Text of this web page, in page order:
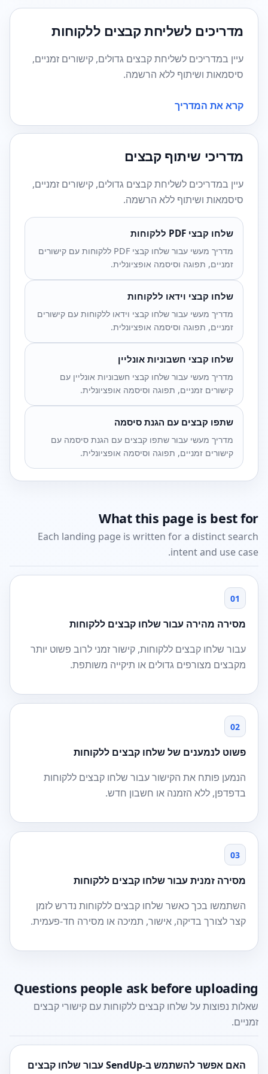
מדריכים לשליחת קבצים ללקוחות
עיין במדריכים לשליחת קבצים גדולים, קישורים זמניים,
סיסמאות ושיתוף ללא הרשמה.
קרא את המדריך
מדריכי שיתוף קבצים
עיין במדריכים לשליחת קבצים גדולים, קישורים זמניים,
סיסמאות ושיתוף ללא הרשמה.
שלחו קבצי PDF ללקוחות
מדריך מעשי עבור שלחו קבצי PDF ללקוחות עם קישורים
זמניים, תפוגה וסיסמה אופציונלית.
שלחו קבצי וידאו ללקוחות
מדריך מעשי עבור שלחו קבצי וידאו ללקוחות עם קישורים
זמניים, תפוגה וסיסמה אופציונלית.
שלחו קבצי חשבוניות אונליין
מדריך מעשי עבור שלחו קבצי חשבוניות אונליין עם
קישורים זמניים, תפוגה וסיסמה אופציונלית.
שתפו קבצים עם הגנת סיסמה
מדריך מעשי עבור שתפו קבצים עם הגנת סיסמה עם
קישורים זמניים, תפוגה וסיסמה אופציונלית.
What this page is best for
Each landing page is written for a distinct search
intent and use case.
01
מסירה מהירה עבור שלחו קבצים ללקוחות
עבור שלחו קבצים ללקוחות, קישור זמני לרוב פשוט יותר
מקבצים מצורפים גדולים או תיקייה משותפת.
02
פשוט לנמענים של שלחו קבצים ללקוחות
הנמען פותח את הקישור עבור שלחו קבצים ללקוחות
בדפדפן, ללא הזמנה או חשבון חדש.
03
מסירה זמנית עבור שלחו קבצים ללקוחות
השתמשו בכך כאשר שלחו קבצים ללקוחות נדרש לזמן
קצר לצורך בדיקה, אישור, תמיכה או מסירה חד-פעמית.
Questions people ask before uploading
שאלות נפוצות על שלחו קבצים ללקוחות עם קישורי קבצים
זמניים.
האם אפשר להשתמש ב-SendUp עבור שלחו קבצים